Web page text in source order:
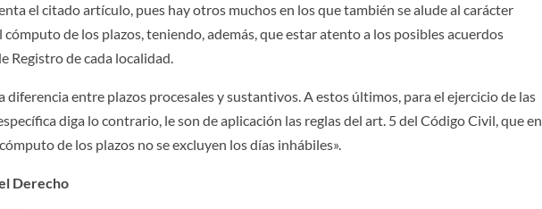
el citado artículo, pues hay otros muchos en los que también se alude al carácter
de los plazos, teniendo, además, que estar atento a los posibles acuerdos
Registro de cada localidad.
diferencia entre plazos procesales y sustantivos. A estos últimos, para el ejercicio de las
diga lo contrario, le son de aplicación las reglas del art. 5 del Código Civil, que en
de los plazos no se excluyen los días inhábiles».
Derecho